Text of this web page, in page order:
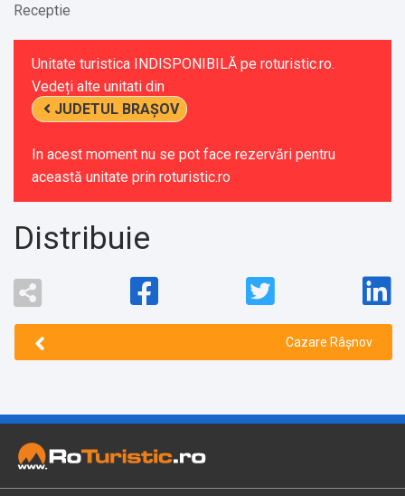
Receptie
Unitate turistica INDISPONIBILĂ pe roturistic.ro.
Vedeți alte unitati din
JUDETUL BRAȘOV
In acest moment nu se pot face rezervări pentru
această unitate prin roturistic.ro
Distribuie
Cazare Râșnov